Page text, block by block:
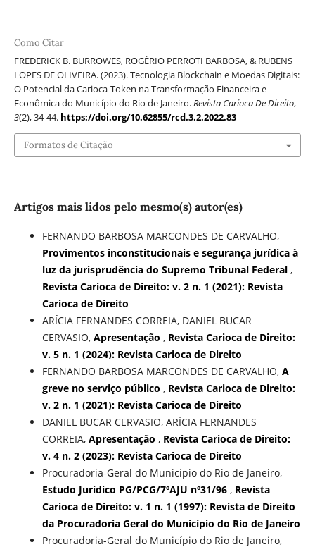
Como Citar
FREDERICK B. BURROWES, ROGÉRIO PERROTI BARBOSA, & RUBENS
LOPES DE OLIVEIRA. (2023). Tecnologia Blockchain e Moedas Digitais:
O Potencial da Carioca-Token na Transformação Financeira e
Econômica do Município do Rio de Janeiro.Revista Carioca De Direito,
3(2), 34-44. https://doi.org/10.62855/rcd.3.2.2022.83
Formatos de Citação
Artigos mais lidos pelo mesmo(s) autor(es)
FERNANDO BARBOSA MARCONDES DE CARVALHO,
Provimentos inconstitucionais e segurança jurídica à
luz da jurisprudência do Supremo Tribunal Federal ,
Revista Carioca de Direito: v. 2 n. 1 (2021): Revista
Carioca de Direito
ARÍCIA FERNANDES CORREIA, DANIEL BUCAR
CERVASIO, Apresentação , Revista Carioca de Direito:
v. 5 n. 1 (2024): Revista Carioca de Direito
FERNANDO BARBOSA MARCONDES DE CARVALHO, A
greve no serviço público , Revista Carioca de Direito:
v. 2 n. 1 (2021): Revista Carioca de Direito
DANIEL BUCAR CERVASIO, ARÍCIA FERNANDES
CORREIA, Apresentação , Revista Carioca de Direito:
v. 4 n. 2 (2023): Revista Carioca de Direito
Procuradoria-Geral do Município do Rio de Janeiro,
Estudo Jurídico PG/PCG/7ºAJU nº31/96 , Revista
Carioca de Direito: v. 1 n. 1 (1997): Revista de Direito
da Procuradoria Geral do Município do Rio de Janeiro
Procuradoria-Geral do Município do Rio de Janeiro,